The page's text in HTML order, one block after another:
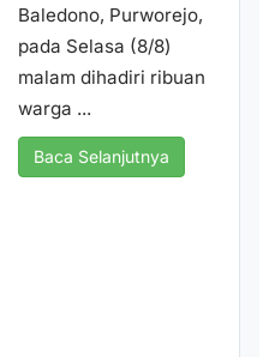
Baledono, Purworejo,
pada Selasa (8/8)
malam dihadiri ribuan
warga ...
Baca Selanjutnya